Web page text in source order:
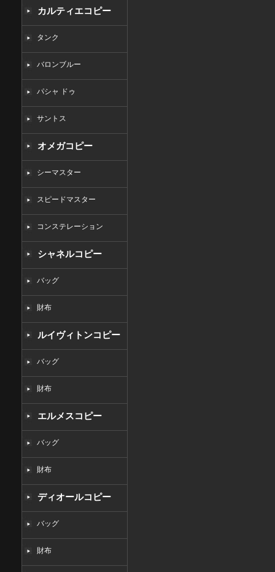
カルティエコピー
タンク
バロンブルー
パシャ ドゥ
サントス
オメガコピー
シーマスター
スピードマスター
コンステレーション
シャネルコピー
バッグ
財布
ルイヴィトンコピー
バッグ
財布
エルメスコピー
バッグ
財布
ディオールコピー
バッグ
財布